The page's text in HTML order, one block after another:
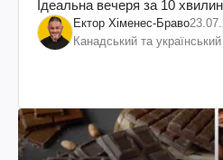
Ідеальна вечеря за 10 хвилин
Ектор Хіменес-Браво
Канадський та